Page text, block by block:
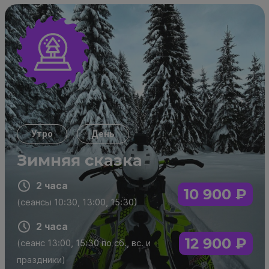
Утро День
Зимняя сказка
2 часа
(сеансы 10:30, 13:00, 15:30) 10 900 ₽
2 часа
(сеанс 13:00, 15:30 по сб., вс. и
праздники)
12 900 ₽
Yamaha Multi Purpose
Цена: 10 900 ₽
2 часа (сеансы 10:30, 13:00, 15:30)
Купить в подарок
Забронировать
12 900 ₽
2
часа
(сеанс 13:00, 15:30 по сб., вс. и
праздники)
Купить в подарок
Забронировать